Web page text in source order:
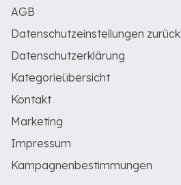
AGB
Datenschutzeinstellungen
Datenschutzerklärung
Kategorieübersicht
Kontakt
Marketing
Impressum
Kampagnenbestimmungen